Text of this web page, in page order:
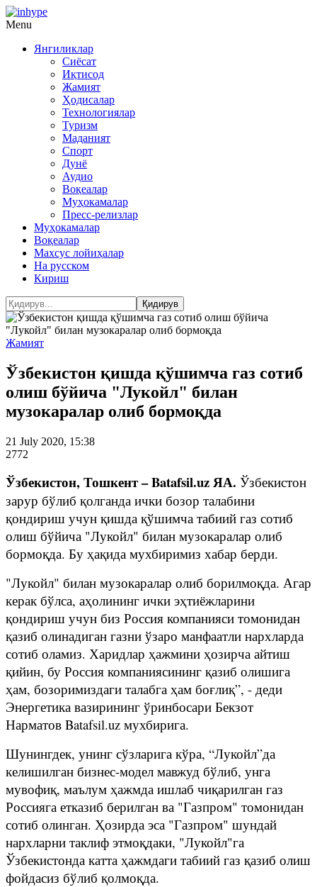
Menu
Янгиликлар
Сиёсат
Иқтисод
Жамият
Ҳодисалар
Технологиялар
Туризм
Маданият
Спорт
Дунё
Аудио
Воқеалар
Муҳокамалар
Пресс-релизлар
Муҳокамалар
Воқеалар
Махсус лойиҳалар
На русском
Кириш
Жамият
Ўзбекистон қишда қўшимча газ сотиб
олиш бўйича "Лукойл" билан
музокаралар олиб бормоқда
21 July 2020, 15:38
2772
Ўзбекистон, Тошкент – Batafsil.uz ЯА. Ўзбекистон
зарур бўлиб қолганда ички бозор талабини
қондириш учун қишда қўшимча табиий газ сотиб
олиш бўйича "Лукойл" билан музокаралар олиб
бормоқда. Бу ҳақида мухбиримиз хабар берди.
"Лукойл" билан музокаралар олиб борилмоқда. Агар
керак бўлса, аҳолининг ички эҳтиёжларини
қондириш учун биз Россия компанияси томонидан
қазиб олинадиган газни ўзаро манфаатли нархларда
сотиб оламиз. Харидлар ҳажмини ҳозирча айтиш
қийин, бу Россия компаниясининг қазиб олишига
ҳам, бозоримиздаги талабга ҳам боғлиқ”, - деди
Энергетика вазирининг ўринбосари Бекзот
Нарматов Batafsil.uz мухбирига.
Шунингдек, унинг сўзларига кўра, “Лукойл”да
келишилган бизнес-модел мавжуд бўлиб, унга
мувофиқ, маълум ҳажмда ишлаб чиқарилган газ
Россияга етказиб берилган ва "Газпром" томонидан
сотиб олинган. Ҳозирда эса "Газпром" шундай
нархларни таклиф этмоқдаки, "Лукойл"га
Ўзбекистонда катта ҳажмдаги табиий газ қазиб олиш
фойдасиз бўлиб қолмоқда.